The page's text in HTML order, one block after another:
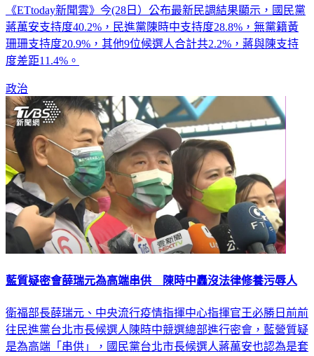
《ETtoday新聞雲》今(28日）公布最新民調結果顯示，國民黨
蔣萬安支持度40.2%，民進黨陳時中支持度28.8%，無黨籍黃
珊珊支持度20.9%，其他9位候選人合計共2.2%，蔣與陳支持
度差距11.4%。
政治
藍質疑密會薛瑞元為高端串供 陳時中轟沒法律修養污辱人
衛福部長薛瑞元、中央流行疫情指揮中心指揮官王必勝日前前
往民進黨台北市長候選人陳時中競選總部進行密會，藍營質疑
是為高端「串供」，國民黨台北市長候選人蔣萬安也認為是套